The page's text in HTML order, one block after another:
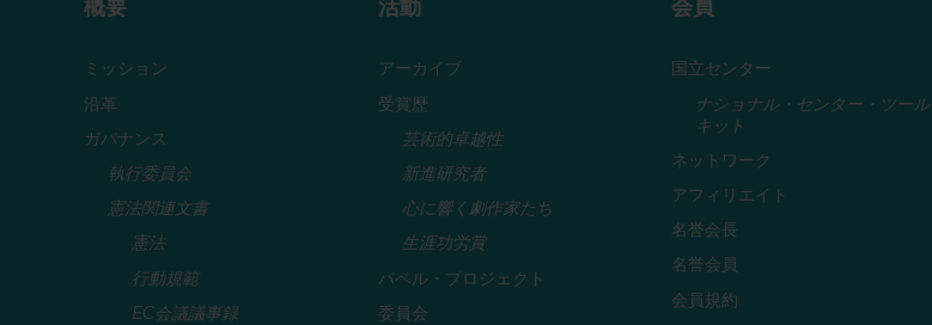
概要
ミッション
沿革
ガバナンス
執行委員会
憲法関連文書
憲法
行動規範
EC会議議事録
活動
アーカイブ
受賞歴
芸術的卓越性
新進研究者
心に響く劇作家たち
生涯功労賞
バベル・プロジェクト
委員会
会員
国立センター
ナショナル・センター・ツール
キット
ネットワーク
アフィリエイト
名誉会長
名誉会員
会員規約